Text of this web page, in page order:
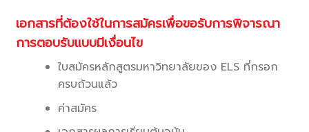
เอกสารที่ต้องใช้ในการสมัครเพื่อขอรับการพิจารณา
การตอบรับแบบมีเงื่อนไข
ใบสมัครหลักสูตรมหาวิทยาลัยของ ELS ที่กรอก
ครบถ้วนแล้ว
ค่าสมัคร